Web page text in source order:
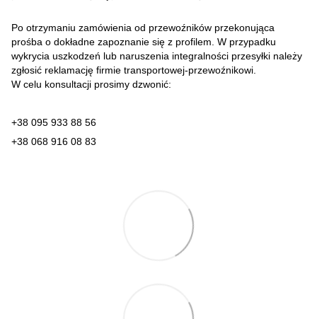
Po otrzymaniu zamówienia od przewoźników przekonująca
prośba o dokładne zapoznanie się z profilem. W przypadku
wykrycia uszkodzeń lub naruszenia integralności przesyłki należy
zgłosić reklamację firmie transportowej-przewoźnikowi.
W celu konsultacji prosimy dzwonić:
+38 095 933 88 56
+38 068 916 08 83